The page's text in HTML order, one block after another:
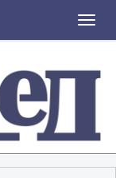
Toggle